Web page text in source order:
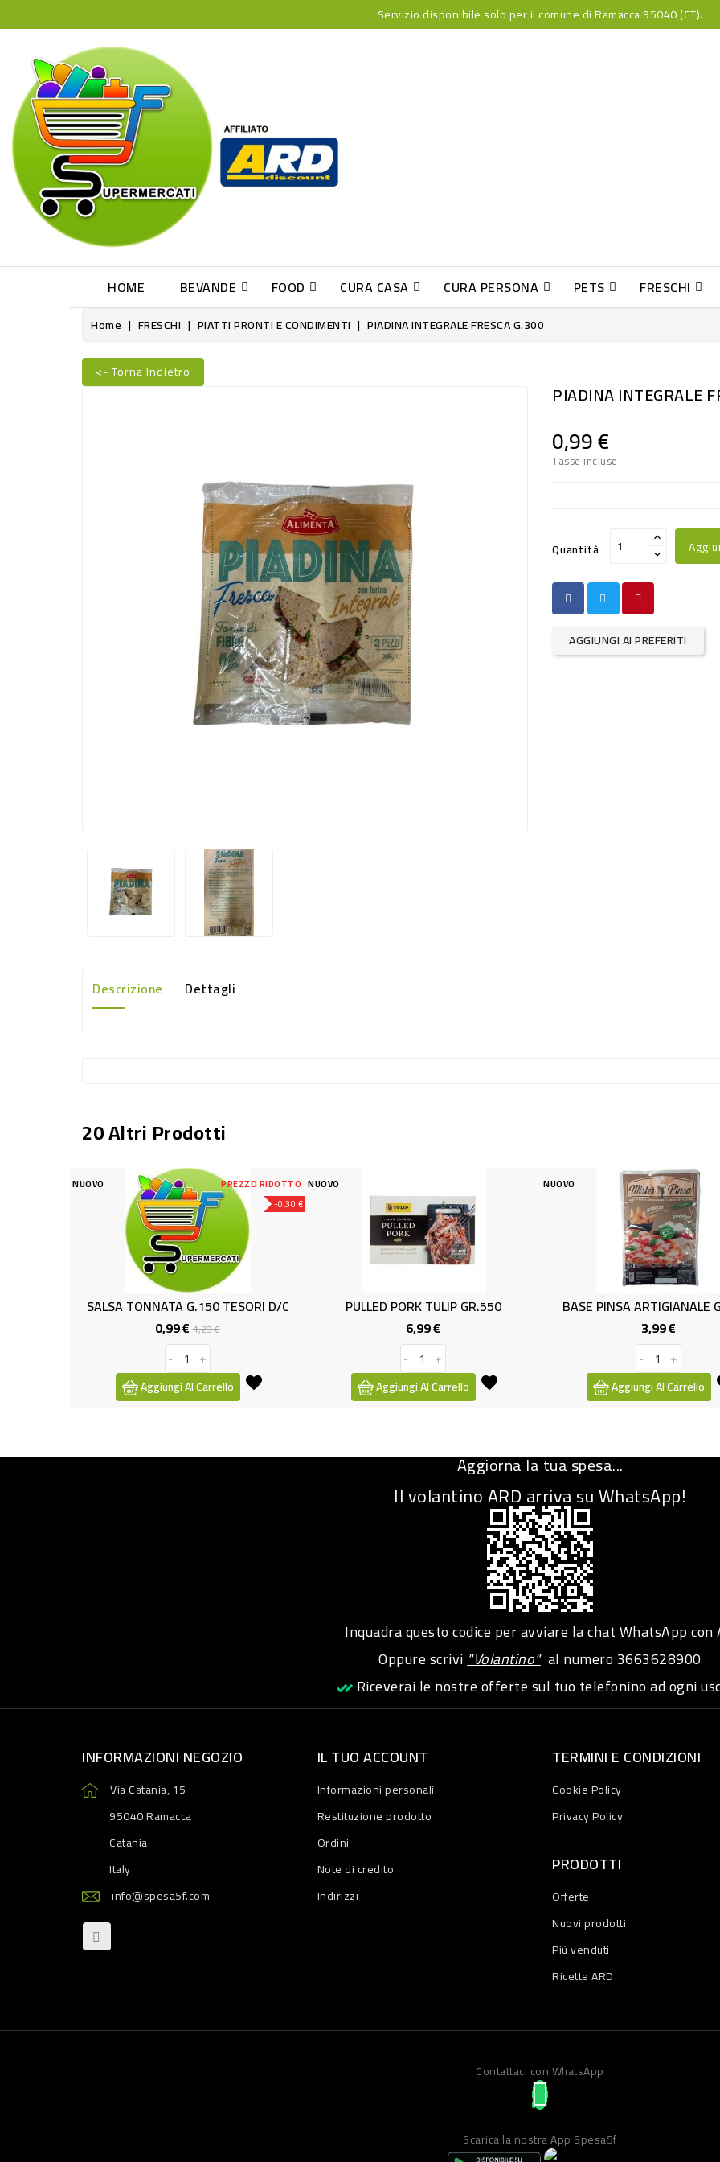
Servizio disponibile solo per il comune di Ramacca 95040 (CT).
HOME BEVANDE FOOD CURA CASA CURA PERSONA PETS FRESCHI
Home FRESCHI PIATTI PRONTI E CONDIMENTI PIADINA INTEGRALE FRESCA G.300
<- Torna Indietro
PIADINA INTEGRALE
0,99 €
Tasse incluse
Quantità
AGGIUNGI AI PREFERITI
Descrizione Dettagli
20 Altri Prodotti
-0,30 €
PREZZO RIDOTTO
G.150 TESORI D/C
NUOVO
PULLED PORK TULIP GR.550
Aggiungi Al Carrello
BASE PINSA ARTIGIANALE GR.460
Aggiungi Al Carrello
NUOVO
SUGO AL
Aggiorna la tua spesa...
Il volantino ARD arriva su WhatsApp!
Inquadra questo codice per avviare la chat WhatsApp con
Oppure scrivi"Volantino"al numero3663628900
Riceverai le nostre offerte sul tuo telefonino ad ogni
INFORMAZIONI NEGOZIO
Via Catania, 15
95040 Ramacca
Catania
Italy
info@spesa5f.com
IL TUO ACCOUNT
Informazioni personali
Restituzione prodotto
Ordini
Note di credito
Indirizzi
TERMINI E CONDIZIONI
Cookie Policy
Privacy Policy
PRODOTTI
Offerte
Nuovi prodotti
Più venduti
Ricette ARD
Contattaci con WhatsApp
Scarica la nostra App Spesa5f